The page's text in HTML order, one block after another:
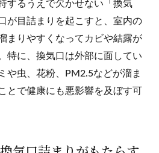
するうえで欠かせない「換気
が目詰まりを起こすと、室内の
まりやすくなってカビや結露が
特に、換気口は外部に面してい
や虫、花粉、PM2.5などが溜ま
とで健康にも悪影響を及ぼす可